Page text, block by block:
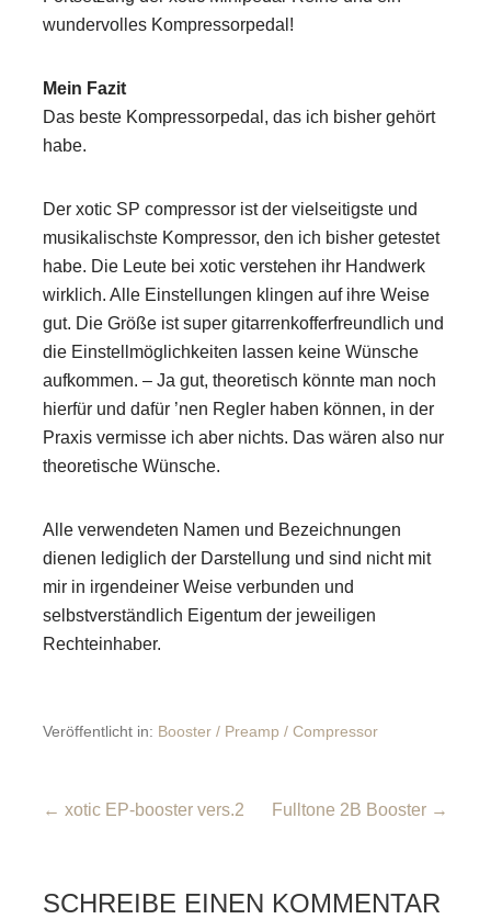
wundervolles Kompressorpedal!
Mein Fazit
Das beste Kompressorpedal, das ich bisher gehört
habe.
Der xotic SP compressor ist der vielseitigste und
musikalischste Kompressor, den ich bisher getestet
habe. Die Leute bei xotic verstehen ihr Handwerk
wirklich. Alle Einstellungen klingen auf ihre Weise
gut. Die Größe ist super gitarrenkofferfreundlich und
die Einstellmöglichkeiten lassen keine Wünsche
aufkommen. – Ja gut, theoretisch könnte man noch
hierfür und dafür ’nen Regler haben können, in der
Praxis vermisse ich aber nichts. Das wären also nur
theoretische Wünsche.
Alle verwendeten Namen und Bezeichnungen
dienen lediglich der Darstellung und sind nicht mit
mir in irgendeiner Weise verbunden und
selbstverständlich Eigentum der jeweiligen
Rechteinhaber.
Veröffentlicht in: Booster / Preamp / Compressor
Beitragsnavigation
← xotic EP-booster vers.2 Fulltone 2B Booster →
SCHREIBE EINEN KOMMENTAR